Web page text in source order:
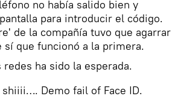
no había salido bien y
para introducir el código.
de la compañía tuvo que agarrar
sí que funcionó a la primera.
redes ha sido la esperada.
shiiii…. Demo fail of Face ID.